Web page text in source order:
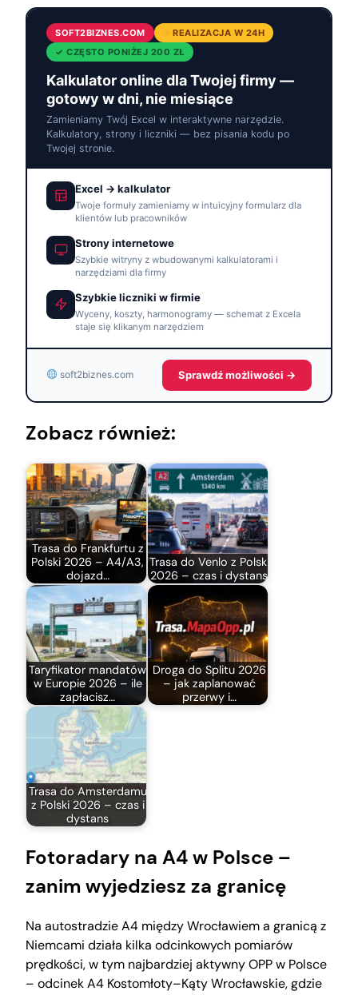
SOFT2BIZNES.COM
REALIZACJA W 24H
✓ CZĘSTO PONIŻEJ 200 ZŁ
Kalkulator online dla Twojej firmy —
gotowy w dni, nie miesiące
Zamieniamy Twój Excel w interaktywne narzędzie.
Kalkulatory, strony i liczniki — bez pisania kodu po
Twojej stronie.
Excel → kalkulator
Twoje formuły zamieniamy w intuicyjny formularz dla
klientów lub pracowników
Strony internetowe
Szybkie witryny z wbudowanymi kalkulatorami i
narzędziami dla firmy
Szybkie liczniki w firmie
Wyceny, koszty, harmonogramy — schemat z Excela
staje się klikanym narzędziem
soft2biznes.com Sprawdź możliwości →
Zobacz również:
Trasa do Frankfurtu z
Polski 2026 – A4/A3,
dojazd…
Trasa do Venlo z Polski
2026 – czas i dystans
Taryfikator mandatów
w Europie 2026 – ile
zapłacisz…
Droga do Splitu 2026
– jak zaplanować
przerwy i…
Trasa do Amsterdamu
z Polski 2026 – czas i
dystans
Fotoradary na A4 w Polsce –
zanim wyjedziesz za granicę
Na autostradzie A4 między Wrocławiem a granicą z
Niemcami działa kilka odcinkowych pomiarów
prędkości, w tym najbardziej aktywny OPP w Polsce
– odcinek A4 Kostomłoty–Kąty Wrocławskie, gdzie